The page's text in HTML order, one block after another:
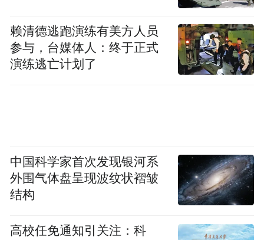
赖清德逃跑演练有美方人员
参与，台媒体人：终于正式
演练逃亡计划了
中国科学家首次发现银河系
外围气体盘呈现波纹状褶皱
结构
高校任免通知引关注：科